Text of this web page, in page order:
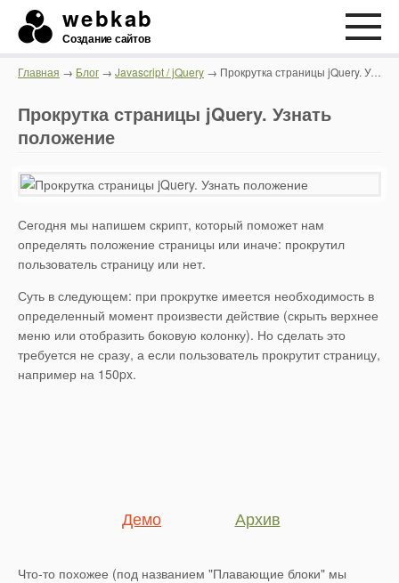
webkab
Создание сайтов
Прокрутка страницы jQuery. Узнать
положение
Сегодня мы напишем скрипт, который поможет нам
определять положение страницы или иначе: прокрутил
пользователь страницу или нет.
Суть в следующем: при прокрутке имеется необходимость в
определенный момент произвести действие (скрыть верхнее
меню или отобразить боковую колонку). Но сделать это
требуется не сразу, а если пользователь прокрутит страницу,
например на 150px.
Что-то похожее (под названием "Плавающие блоки" мы
Главная → Блог → Javascript / jQuery → Прокрутка страницы jQuery. Узнать положение